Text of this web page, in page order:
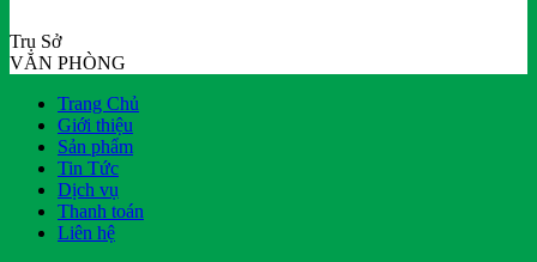
Trụ Sở
VĂN PHÒNG
Trang Chủ
Giới thiệu
Sản phẩm
Tin Tức
Dịch vụ
Thanh toán
Liên hệ